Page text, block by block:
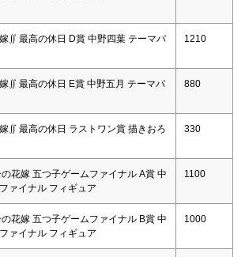
∬ 最高の休日 D賞 中野四葉 テーマパ
1210
∬ 最高の休日 E賞 中野五月 テーマパ
880
∬ 最高の休日 ラストワン賞 描きおろ
330
花嫁 五つ子ゲームファイナル A賞 中
ァイナル フィギュア
1100
花嫁 五つ子ゲームファイナル B賞 中
ァイナル フィギュア
1000